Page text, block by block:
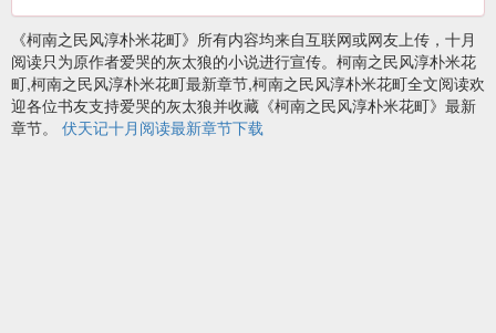
《柯南之民风淳朴米花町》所有内容均来自互联网或网友上传，十月
阅读只为原作者爱哭的灰太狼的小说进行宣传。柯南之民风淳朴米花
町,柯南之民风淳朴米花町最新章节,柯南之民风淳朴米花町全文阅读欢
迎各位书友支持爱哭的灰太狼并收藏《柯南之民风淳朴米花町》最新
章节。 伏天记十月阅读最新章节下载